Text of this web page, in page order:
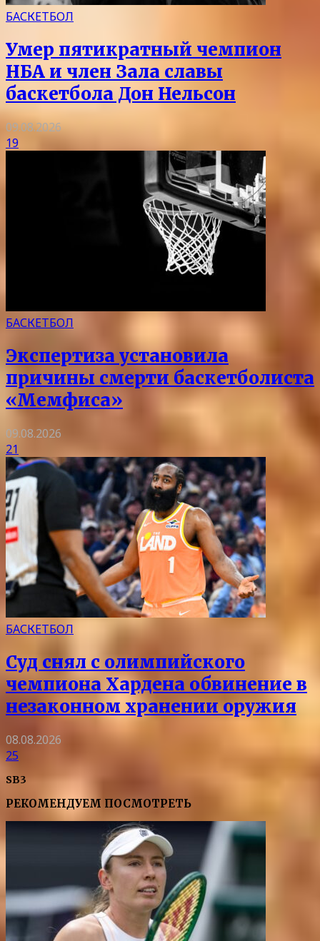
БАСКЕТБОЛ
Умер пятикратный чемпион
НБА и член Зала славы
баскетбола Дон Нельсон
09.08.2026
19
БАСКЕТБОЛ
Экспертиза установила
причины смерти баскетболиста
«Мемфиса»
09.08.2026
21
БАСКЕТБОЛ
Суд снял с олимпийского
чемпиона Хардена обвинение в
незаконном хранении оружия
08.08.2026
25
SB3
РЕКОМЕНДУЕМ ПОСМОТРЕТЬ